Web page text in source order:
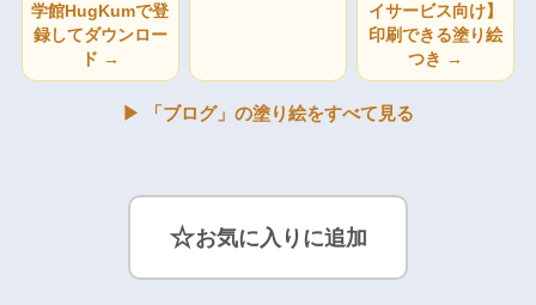
学館HugKumで登
録してダウンロー
ド →
イサービス向け】
印刷できる塗り絵
つき →
▶ 「ブログ」の塗り絵をすべて見る
☆お気に入りに追加